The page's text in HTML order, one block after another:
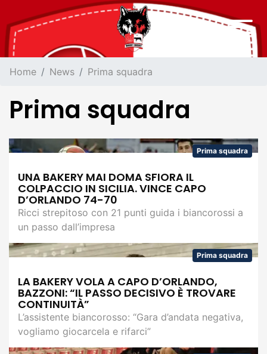
Home News Prima squadra
Prima squadra
Prima squadra
UNA BAKERY MAI DOMA SFIORA IL
COLPACCIO IN SICILIA. VINCE CAPO
D’ORLANDO 74-70
Ricci strepitoso con 21 punti guida i biancorossi a
un passo dall’impresa
Prima squadra
LA BAKERY VOLA A CAPO D’ORLANDO,
BAZZONI: “IL PASSO DECISIVO È TROVARE
CONTINUITÀ”
L’assistente biancorosso: “Gara d’andata negativa,
vogliamo giocarcela e rifarci”